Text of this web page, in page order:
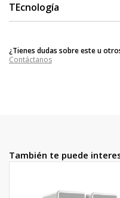
TEcnología
Carcasa robusta, sólida y
densidad, con clasificación
Las rejillas de aluminio
Logotipo 'M' rotatorio
¿Tienes dudas sobre este u
Contáctanos
También te puede